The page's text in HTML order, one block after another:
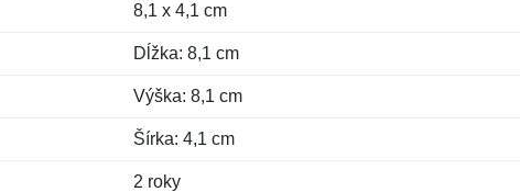
8,1 x 4,1 cm
Dĺžka: 8,1 cm
Výška: 8,1 cm
Šírka: 4,1 cm
2 roky